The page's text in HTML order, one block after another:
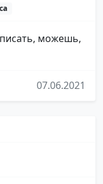
можешь,
07.06.2021